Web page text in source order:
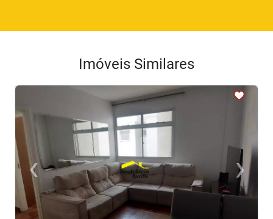
Imóveis Similares
‹Previous ›Next